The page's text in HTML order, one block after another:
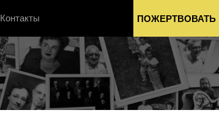
Контакты ПОЖЕРТВОВАТЬ